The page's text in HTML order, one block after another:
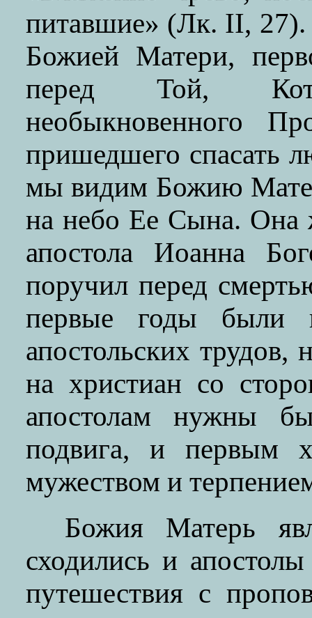
питавшие» (Лк. II, 27).
Божией Матери,
перед Той,
необыкновенного
пришедшего спасать
мы видим Божию
на небо Ее Сына. Она
апостола Иоанна
поручил перед
первые годы были
апостольских
на христиан со
апостолам нужны
подвига, и первым
мужеством и
Божия Матерь
сходились и
путешествия с